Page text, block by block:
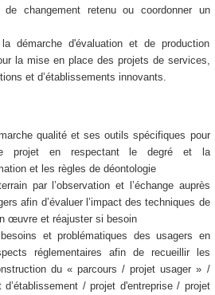
changement retenu ou coordonner un
démarche d'évaluation et de production
la mise en place des projets de services,
et d’établissements innovants.
qualité et ses outils spécifiques pour
projet en respectant le degré et la
et les règles de déontologie
par l’observation et l’échange auprès
afin d’évaluer l’impact des techniques de
œuvre et réajuster si besoin
et problématiques des usagers en
réglementaires afin de recueillir les
du « parcours / projet usager » /
/ projet d'entreprise / projet